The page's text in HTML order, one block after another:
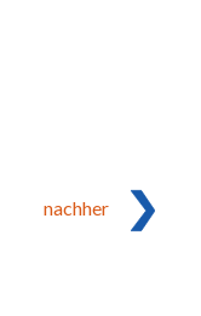
nachher